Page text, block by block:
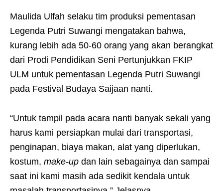
Maulida Ulfah selaku tim produksi pementasan
Legenda Putri Suwangi mengatakan bahwa,
kurang lebih ada 50-60 orang yang akan berangkat
dari Prodi Pendidikan Seni Pertunjukkan FKIP
ULM untuk pementasan Legenda Putri Suwangi
pada Festival Budaya Saijaan nanti.
“Untuk tampil pada acara nanti banyak sekali yang
harus kami persiapkan mulai dari transportasi,
penginapan, biaya makan, alat yang diperlukan,
kostum, make-up dan lain sebagainya dan sampai
saat ini kami masih ada sedikit kendala untuk